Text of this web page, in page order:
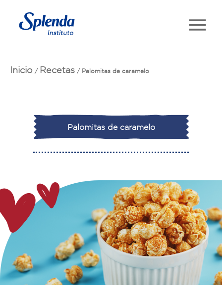
Inicio / Recetas / Palomitas de caramelo
Palomitas de caramelo